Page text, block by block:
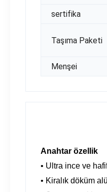
sertifika
Taşıma Paketi
Menşei
Anahtar özellik
• Ultra ince ve
• Kiralık döküm